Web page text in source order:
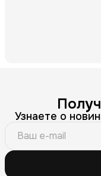
Узнаете о